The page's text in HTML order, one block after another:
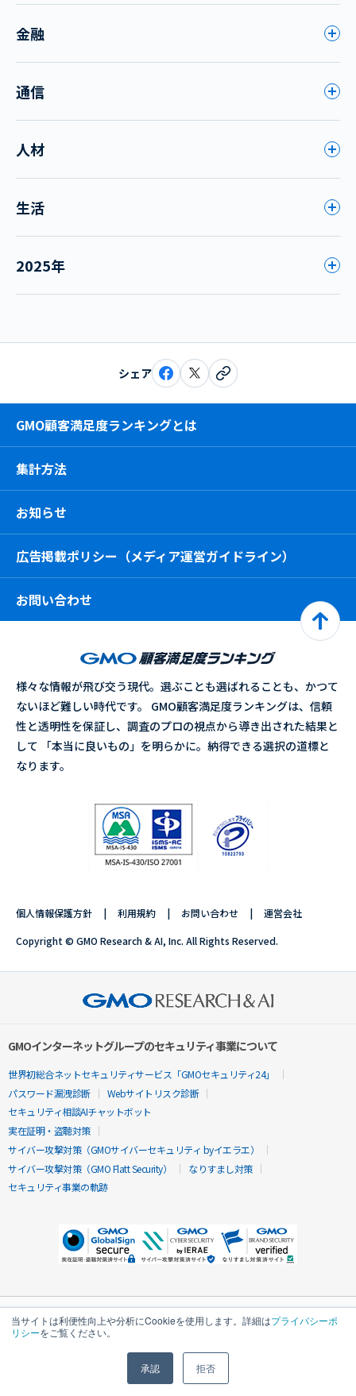
当サイトは利便性向上や分析にCookieを使用します。詳細はプライバシーポ
リシーをご覧ください。
承認 拒否
金融
通信
人材
生活
2025年
シェア
GMO顧客満足度ランキングとは
集計方法
お知らせ
広告掲載ポリシー（メディア運営ガイドライン）
お問い合わせ
様々な情報が飛び交う現代。選ぶことも選ばれることも、かつて
ないほど難しい時代です。 GMO顧客満足度ランキングは、信頼
性と透明性を保証し、調査のプロの視点から導き出された結果と
して 「本当に良いもの」を明らかに。納得できる選択の道標と
なります。
個人情報保護方針 利用規約 お問い合わせ 運営会社
Copyright © GMO Research & AI, Inc. All Rights Reserved.
GMOインターネットグループのセキュリティ事業について
世界初総合ネットセキュリティサービス「GMOセキュリティ24」
パスワード漏洩診断
Webサイトリスク診断
セキュリティ相談AIチャットボット
実在証明・盗聴対策
サイバー攻撃対策（GMOサイバーセキュリティ byイエラエ）
サイバー攻撃対策（GMO Flatt Security）
なりすまし対策
セキュリティ事業の軌跡